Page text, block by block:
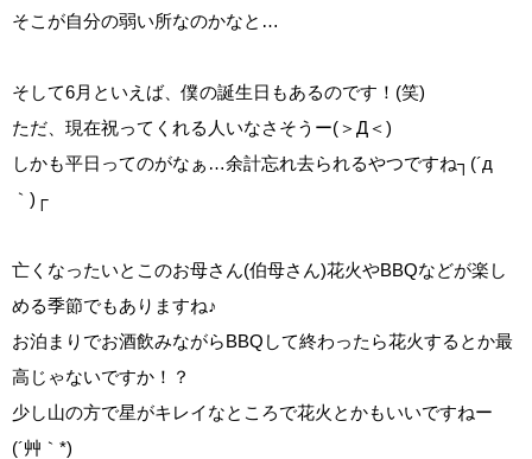
そこが自分の弱い所なのかなと…
そして6月といえば、僕の誕生日もあるのです！(笑)
ただ、現在祝ってくれる人いなさそうー(＞Д＜)
しかも平日ってのがなぁ…余計忘れ去られるやつですね┐(´д
｀)┌
亡くなったいとこのお母さん(伯母さん)花火やBBQなどが楽し
める季節でもありますね♪
お泊まりでお酒飲みながらBBQして終わったら花火するとか最
高じゃないですか！？
少し山の方で星がキレイなところで花火とかもいいですねー
(´艸｀*)